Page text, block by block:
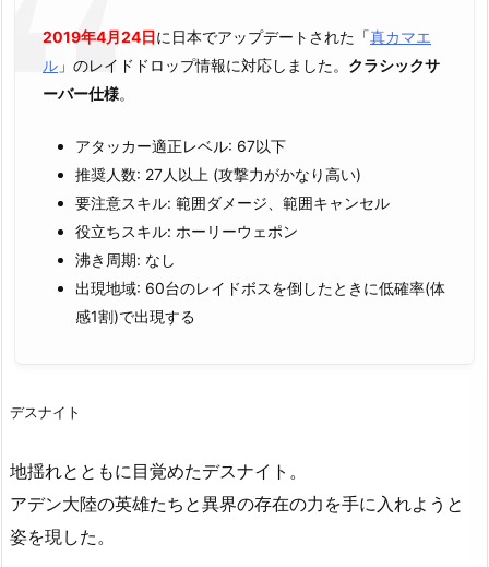
2019年4月24日に日本でアップデートされた「真カマエ
ル 」のレイドドロップ情報に対応しました。 クラシックサ
ーバー仕様。
アタッカー適正レベル: 67以下
推奨人数: 27人以上 (攻撃力がかなり高い)
要注意スキル: 範囲ダメージ、範囲キャンセル
役立ちスキル: ホーリーウェポン
沸き周期: なし
出現地域: 60台のレイドボスを倒したときに低確率(体
感1割)で出現する
デスナイト
地揺れとともに目覚めたデスナイト。
アデン大陸の英雄たちと異界の存在の力を手に入れようと
姿を現した。